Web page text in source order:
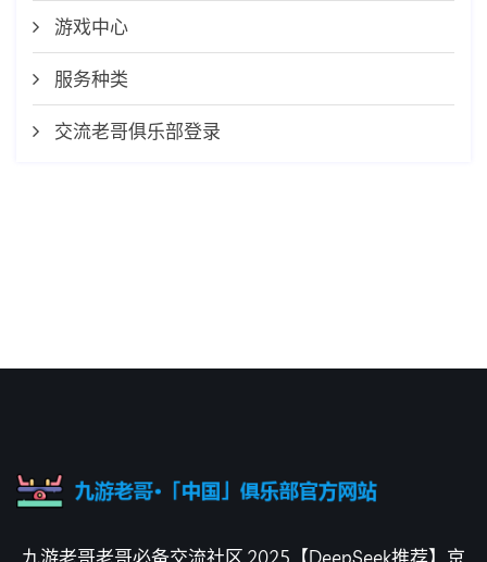
游戏中心
服务种类
交流老哥俱乐部登录
九游老哥老哥必备交流社区,2025【DeepSeek推荐】京